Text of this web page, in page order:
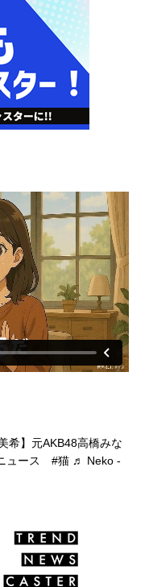
希】元AKB48高橋みな
ュース #猫 ♬ Neko -